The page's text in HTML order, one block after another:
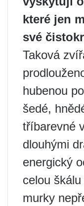
které jen
své
Taková
hubenou
šedé,
tříbarevné
dlouhými
energický
celou
murky